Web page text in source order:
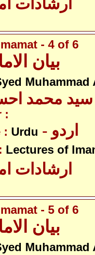
ارشادات
- 4 of 6
بیان
Muhammad
سید محمد
:
: Urdu - اردو
Lectures of
ارشادات
- 5 of 6
بیان
Muhammad